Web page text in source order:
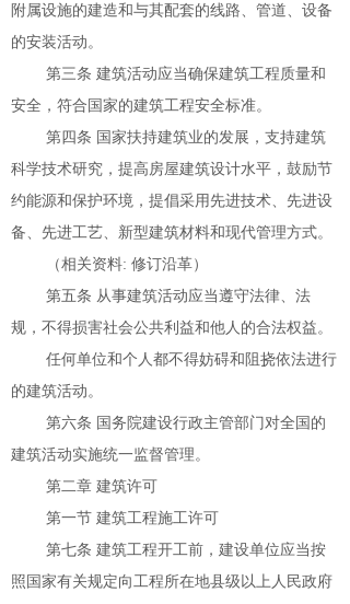
附属设施的建造和与其配套的线路、管道、设备
的安装活动。
第三条 建筑活动应当确保建筑工程质量和
安全，符合国家的建筑工程安全标准。
第四条 国家扶持建筑业的发展，支持建筑
科学技术研究，提高房屋建筑设计水平，鼓励节
约能源和保护环境，提倡采用先进技术、先进设
备、先进工艺、新型建筑材料和现代管理方式。
（相关资料: 修订沿革）
第五条 从事建筑活动应当遵守法律、法
规，不得损害社会公共利益和他人的合法权益。
任何单位和个人都不得妨碍和阻挠依法进行
的建筑活动。
第六条 国务院建设行政主管部门对全国的
建筑活动实施统一监督管理。
第二章 建筑许可
第一节 建筑工程施工许可
第七条 建筑工程开工前，建设单位应当按
照国家有关规定向工程所在地县级以上人民政府